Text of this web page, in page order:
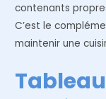
contenants
C’est le
maintenir une